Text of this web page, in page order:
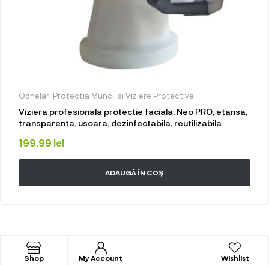
Ochelari Protectia Muncii si Viziere Protective
Viziera profesionala protectie faciala, Neo PRO, etansa,
transparenta, usoara, dezinfectabila, reutilizabila
199.99 lei
ADAUGĂ ÎN COȘ
Shop My Account Wishlist